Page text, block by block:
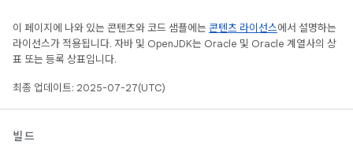
이 페이지에 나와 있는 콘텐츠와 코드 샘플에는 콘텐츠 라이선스에서 설명하는
라이선스가 적용됩니다. 자바 및 OpenJDK는 Oracle 및 Oracle 계열사의 상
표 또는 등록 상표입니다.
최종 업데이트: 2025-07-27(UTC)
빌드